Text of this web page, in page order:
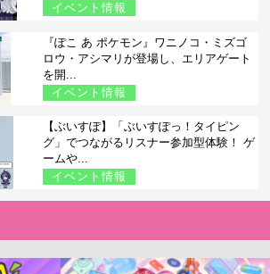
イベント情報
『ぽこ あ ポケモン』ワニノコ・ミズゴ
ロウ・アシマリが登場し、エリアゲート
を開...
イベント情報
【ぶいすぽ】「ぶいすぽっ！タイピン
グ」でつながるリスナー参加型体験！ ゲ
ームや...
イベント情報